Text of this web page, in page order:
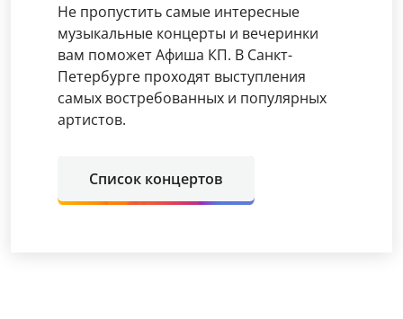
Не пропустить самые интересные
музыкальные концерты и вечеринки
вам поможет Афиша КП. В Санкт-
Петербурге проходят выступления
самых востребованных и популярных
артистов.
Список концертов